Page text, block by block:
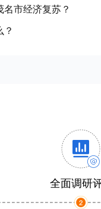
市经济复苏？
全面调研